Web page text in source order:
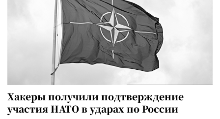
Хакеры получили подтверждение
участия НАТО в ударах по России